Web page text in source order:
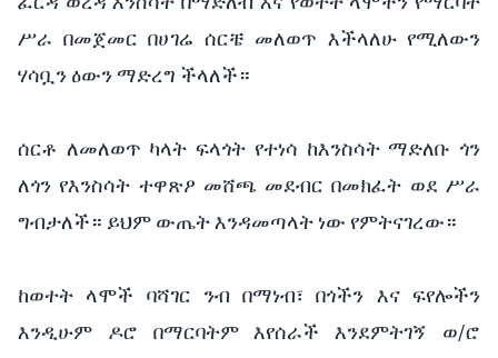
ሥራ በመጀመር በሀገሬ ሰርቼ መለወጥ እችላለሁ የሚለውን
ሃሳቧን ዕውን ማድረግ ችላለች።
ሰርቶ ለመለወጥ ካላት ፍላጎት የተነሳ ከእንስሳት ማድለቡ ጎን
ለጎን የእንስሳት ተዋጽዖ መሸጫ መደብር በመክፈት ወደ ሥራ
ግብታለች። ይህም ውጤት እንዳመጣላት ነው የምትናገረው።
ከወተት ላሞች ባሻገር ንብ በማነብ፣ በጎችን እና ፍየሎችን
እንዲሁም ዶሮ በማርባትም እየሰራች እንደምትገኝ ወ/ሮ